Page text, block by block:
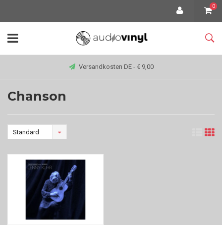
0
Versandkosten DE - € 9,00
Chanson
Standard